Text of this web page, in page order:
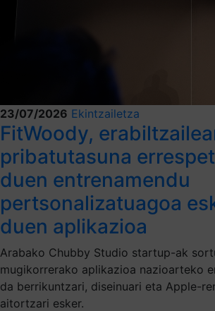
23/07/2026 Ekintzailetza
FitWoody,
pribatutasuna
duen entrenamendu
pertsonalizatuagoa
duen aplikazioa
Arabako Chubby Studio startup-ak
mugikorrerako aplikazioa nazioarteko
da berrikuntzari, diseinuari eta Apple-
aitortzari esker.